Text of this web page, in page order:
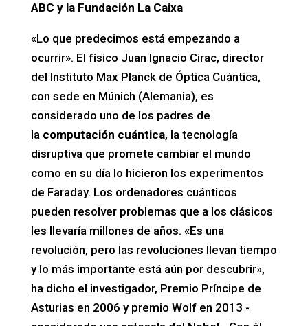
ABC y la Fundación La Caixa
«Lo que predecimos está empezando a
ocurrir». El físico Juan Ignacio Cirac, director
del Instituto Max Planck de Óptica Cuántica,
con sede en Múnich (Alemania), es
considerado uno de los padres de
la computación cuántica, la tecnología
disruptiva que promete cambiar el mundo
como en su día lo hicieron los experimentos
de Faraday. Los ordenadores cuánticos
pueden resolver problemas que a los clásicos
les llevaría millones de años. «Es una
revolución, pero las revoluciones llevan tiempo
y lo más importante está aún por descubrir»,
ha dicho el investigador, Premio Príncipe de
Asturias en 2006 y premio Wolf en 2013 -